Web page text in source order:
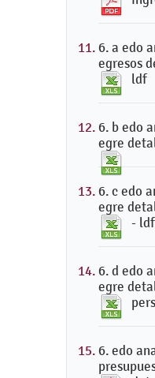
6. a edo
egresos
ldf
6. b edo
egre
6. c edo
egre
- ldf
6. d edo
egre
6. edo